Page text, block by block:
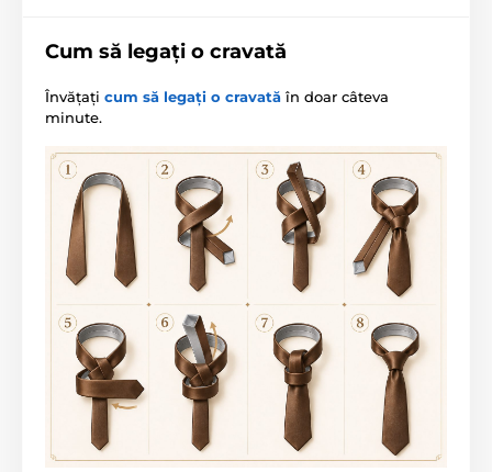
Cum să legați o cravată
Învățați cum să legați o cravată în doar câteva
minute.